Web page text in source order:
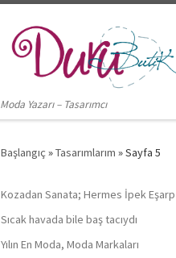
Moda Yazarı – Tasarımcı
Başlangıç »Tasarımlarım »Sayfa 5
Kozadan Sanata; Hermes İpek Eşarp
Sıcak havada bile baş tacıydı
Yılın En Moda, Moda Markaları